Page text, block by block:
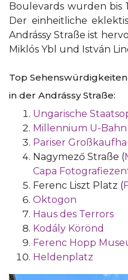
Boulevards wurden bis
Der einheitliche
Andrássy Straße ist
Miklós Ybl und István
Top
in der Andrássy Straße:
Ungarische
Millennium U-Bahn
Pariser
Nagymező Straße (
Capa
Ferenc Liszt Platz (
Oktogon
Haus des Terrors
Kodály Körönd
Ferenc Hopp
Heldenplatz